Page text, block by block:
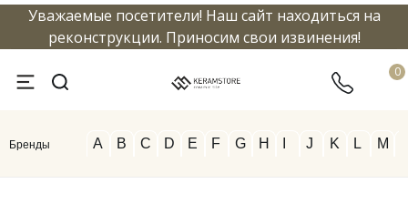
info@keramstore.ru 8 800
Уважаемые посетители! Наш сайт находиться на
реконструкции. Приносим свои извинения!
0
Бренды A B C D E F G H J K L M